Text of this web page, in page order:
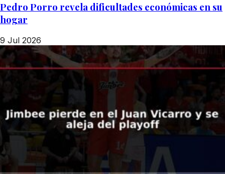
Pedro Porro revela dificultades económicas en su
hogar
9 Jul 2026